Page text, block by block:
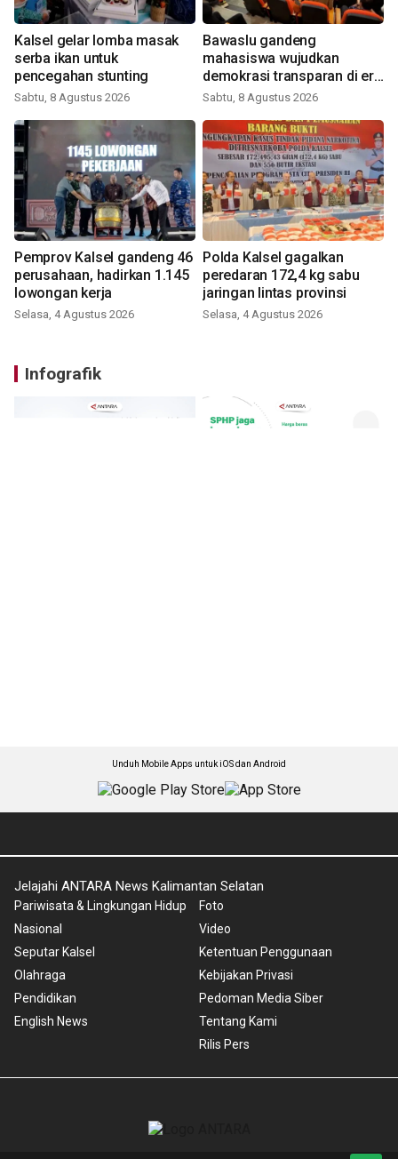
Kalsel gelar lomba masak
serba ikan untuk
pencegahan stunting
Sabtu, 8 Agustus 2026
Bawaslu gandeng
mahasiswa wujudkan
demokrasi transparan di era
digital
Sabtu, 8 Agustus 2026
Pemprov Kalsel gandeng 46
perusahaan, hadirkan 1.145
lowongan kerja
Selasa, 4 Agustus 2026
Polda Kalsel gagalkan
peredaran 172,4 kg sabu
jaringan lintas provinsi
Selasa, 4 Agustus 2026
Infografik
Unduh Mobile Apps untuk iOS dan Android
Jelajahi ANTARA News Kalimantan Selatan
Pariwisata & Lingkungan Hidup
Nasional
Seputar Kalsel
Olahraga
Pendidikan
English News
Foto
Video
Ketentuan Penggunaan
Kebijakan Privasi
Pedoman Media Siber
Tentang Kami
Rilis Pers